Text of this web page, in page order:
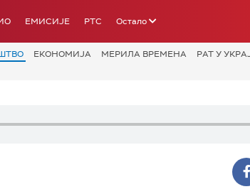
ЕМИСИЈЕ РТС Остало
ЕКОНОМИЈА МЕРИЛА ВРЕМЕНА РАТ У